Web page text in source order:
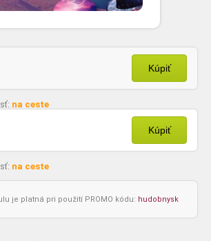
Kúpiť
na ceste
Kúpiť
na ceste
je platná pri použití PROMO kódu: hudobnysk